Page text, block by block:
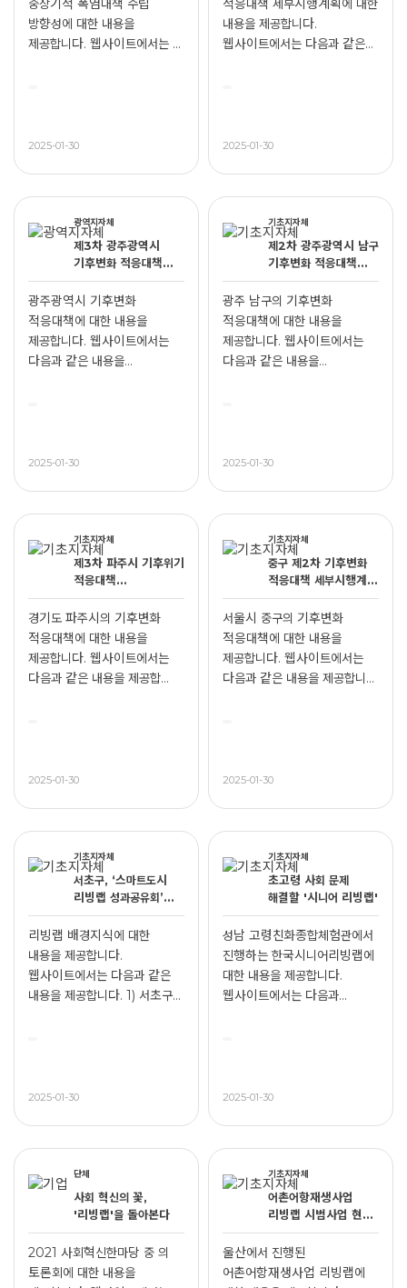
중장기적 폭염대책 수립
방향성에 대한 내용을
제공합니다. 웹사이트에서는 ...
2025-01-30
적응대책 세부시행계획에 대한
내용을 제공합니다.
웹사이트에서는 다음과 같은
2025-01-30
광역지자체
제3차 광주광역시
기후변화 적응대책
세부시행계획
광주광역시 기후변화
적응대책에 대한 내용을
제공합니다. 웹사이트에서는
다음과 같은 내용을
2025-01-30
기초지자체
제2차 광주광역시 남구
기후변화 적응대책
세부시행계획
광주 남구의 기후변화
적응대책에 대한 내용을
제공합니다. 웹사이트에서는
다음과 같은 내용을
2025-01-30
기초지자체
제3차 파주시 기후위기
적응대책
(2024~2028) 수립
연구용역
경기도 파주시의 기후변화
적응대책에 대한 내용을
제공합니다. 웹사이트에서는
다음과 같은 내용을 제공합...
2025-01-30
기초지자체
중구 제2차 기후변화
적응대책 세부시행계획
(2021~2025)
서울시 중구의 기후변화
적응대책에 대한 내용을
제공합니다. 웹사이트에서는
다음과 같은 내용을 제공합니...
2025-01-30
기초지자체
서초구, ‘스마트도시
리빙랩 성과공유회’
주민 제안사업 3건
실증대상 선정
리빙랩 배경지식에 대한
내용을 제공합니다.
웹사이트에서는 다음과 같은
내용을 제공합니다. 1) 서초구
2025-01-30
기초지자체
초고령 사회 문제
해결할 '시니어 리빙랩'
성남 고령친화종합체험관에서
진행하는 한국시니어리빙랩에
대한 내용을 제공합니다.
웹사이트에서는 다음과...
2025-01-30
단체
사회 혁신의 꽃,
'리빙랩'을 돌아본다
2021 사회혁신한마당 중 의
토론회에 대한 내용을
기초지자체
어촌어항재생사업
리빙랩 시범사업 현장
| 울산 우가항 리빙랩
방식으로 활력 얻다
울산에서 진행된
어촌어항재생사업 리빙랩에